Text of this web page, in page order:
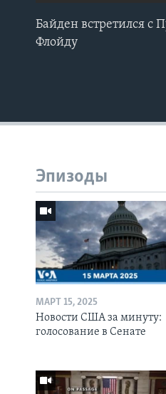
Байден встретился
Флойду
Эпизоды
МАРТ 15, 2025
Новости США за минуту:
голосование в Сенате